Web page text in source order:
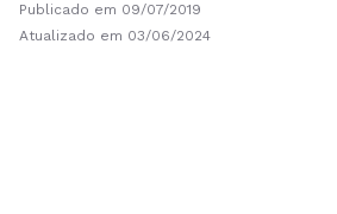
Publicado em 09/07/2019
Atualizado em 03/06/2024